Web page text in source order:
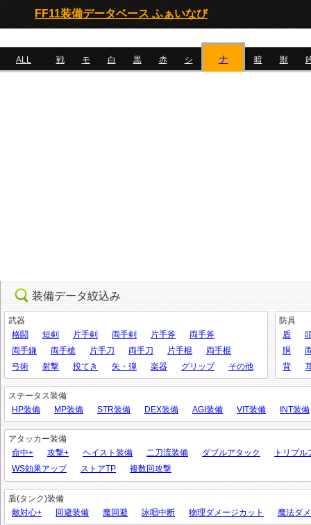
FF11装備データベース ふぁいなび
ALL 戦 モ 白 黒 赤 シ ナ 暗 獣
装備データ絞込み
武器
格闘
短剣 片手剣 両手剣 片手斧
両手斧
両手鎌
両手槍 片手刀 両手刀 片手棍
両手棍
弓術
射撃 投てき 矢・弾 楽器 グリップ その他
防具
盾
胴
背
ステータス装備
HP装備
MP装備 STR装備 DEX装備 AGI装備 VIT装備 INT装備
アタッカー装備
命中+
攻撃+ ヘイスト装備 二刀流装備 ダブルアタック
トリプル
WS効果アップ
ストアTP 複数回攻撃
盾(タンク)装備
敵対心+
回避装備 魔回避 詠唱中断 物理ダメージカット 魔法ダ